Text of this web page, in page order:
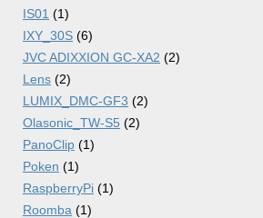
IS01 (1)
IXY_30S (6)
JVC ADIXXION GC-XA2 (2)
Lens (2)
LUMIX_DMC-GF3 (2)
Olasonic_TW-S5 (2)
PanoClip (1)
Poken (1)
RaspberryPi (1)
Roomba (1)